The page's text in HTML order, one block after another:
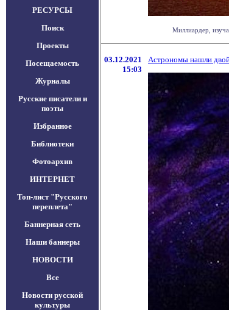
РЕСУРСЫ
Поиск
Проекты
Посещаемость
Журналы
Русские писатели и
поэты
Избранное
Библиотеки
Фотоархив
ИНТЕРНЕТ
Топ-лист "Русского
переплета"
Баннерная сеть
Наши баннеры
НОВОСТИ
Все
Новости русской
культуры
Миллиардер,
03.12.2021
15:03
Астрономы нашли